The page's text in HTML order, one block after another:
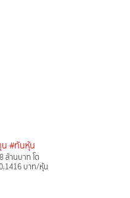
น #ทันหุ้น
ล้านบาท โต
บาท/หุ้น